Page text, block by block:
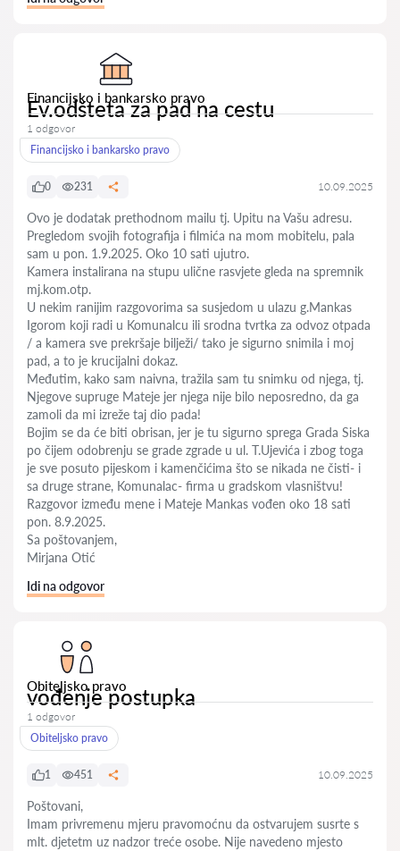
Financijsko i bankarsko pravo
Ev.odšteta za pad na cestu
1 odgovor
Financijsko i bankarsko pravo
0 231 10.09.2025
Ovo je dodatak prethodnom mailu tj. Upitu na Vašu adresu.
Pregledom svojih fotografija i filmića na mom mobitelu, pala
sam u pon. 1.9.2025. Oko 10 sati ujutro.
Kamera instalirana na stupu ulične rasvjete gleda na spremnik
mj.kom.otp.
U nekim ranijim razgovorima sa susjedom u ulazu g.Mankas
Igorom koji radi u Komunalcu ili srodna tvrtka za odvoz otpada
/ a kamera sve prekršaje bilježi/ tako je sigurno snimila i moj
pad, a to je krucijalni dokaz.
Međutim, kako sam naivna, tražila sam tu snimku od njega, tj.
Njegove supruge Mateje jer njega nije bilo neposredno, da ga
zamoli da mi izreže taj dio pada!
Bojim se da će biti obrisan, jer je tu sigurno sprega Grada Siska
po čijem odobrenju se grade zgrade u ul. T.Ujevića i zbog toga
je sve posuto pijeskom i kamenčićima što se nikada ne čisti- i
sa druge strane, Komunalac- firma u gradskom vlasništvu!
Razgovor između mene i Mateje Mankas vođen oko 18 sati
pon. 8.9.2025.
Sa poštovanjem,
Mirjana Otić
Idi na odgovor
Obiteljsko pravo
vođenje postupka
1 odgovor
Obiteljsko pravo
1 451 10.09.2025
Poštovani,
Imam privremenu mjeru pravomoćnu da ostvarujem susrte s
mlt. djetetm uz nadzor treće osobe. Nije navedeno mjesto